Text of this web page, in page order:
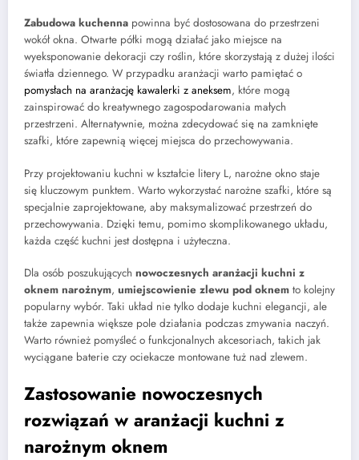
Zabudowa kuchenna powinna być dostosowana do przestrzeni
wokół okna. Otwarte półki mogą działać jako miejsce na
wyeksponowanie dekoracji czy roślin, które skorzystają z dużej ilości
światła dziennego. W przypadku aranżacji warto pamiętać o
pomysłach na aranżację kawalerki z aneksem, które mogą
zainspirować do kreatywnego zagospodarowania małych
przestrzeni. Alternatywnie, można zdecydować się na zamknięte
szafki, które zapewnią więcej miejsca do przechowywania.
Przy projektowaniu kuchni w kształcie litery L, narożne okno staje
się kluczowym punktem. Warto wykorzystać narożne szafki, które są
specjalnie zaprojektowane, aby maksymalizować przestrzeń do
przechowywania. Dzięki temu, pomimo skomplikowanego układu,
każda część kuchni jest dostępna i użyteczna.
Dla osób poszukujących nowoczesnych aranżacji kuchni z
oknem narożnym, umiejscowienie zlewu pod oknem to kolejny
popularny wybór. Taki układ nie tylko dodaje kuchni elegancji, ale
także zapewnia większe pole działania podczas zmywania naczyń.
Warto również pomyśleć o funkcjonalnych akcesoriach, takich jak
wyciągane baterie czy ociekacze montowane tuż nad zlewem.
Zastosowanie nowoczesnych
rozwiązań w aranżacji kuchni z
narożnym oknem